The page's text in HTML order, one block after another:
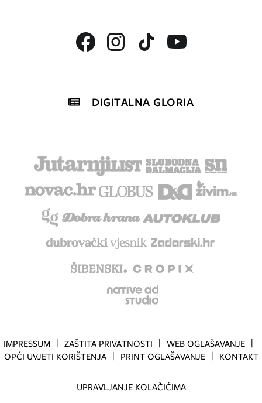
DIGITALNA GLORIA
IMPRESSUM ZAŠTITA PRIVATNOSTI
WEB OGLAŠAVANJE
OPĆI UVJETI KORIŠTENJA
PRINT OGLAŠAVANJE KONTAKT
UPRAVLJANJE KOLAČIĆIMA